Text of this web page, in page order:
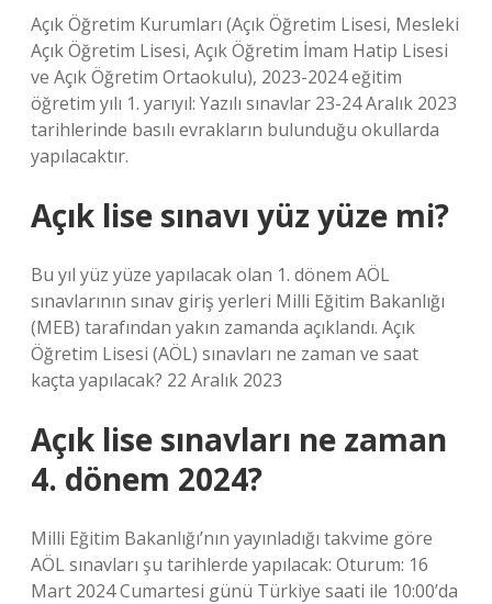
Açık Öğretim Kurumları (Açık Öğretim Lisesi, Mesleki
Açık Öğretim Lisesi, Açık Öğretim İmam Hatip Lisesi
ve Açık Öğretim Ortaokulu), 2023-2024 eğitim
öğretim yılı 1. yarıyıl: Yazılı sınavlar 23-24 Aralık 2023
tarihlerinde basılı evrakların bulunduğu okullarda
yapılacaktır.
Açık lise sınavı yüz yüze mi?
Bu yıl yüz yüze yapılacak olan 1. dönem AÖL
sınavlarının sınav giriş yerleri Milli Eğitim Bakanlığı
(MEB) tarafından yakın zamanda açıklandı. Açık
Öğretim Lisesi (AÖL) sınavları ne zaman ve saat
kaçta yapılacak? 22 Aralık 2023
Açık lise sınavları ne zaman
4. dönem 2024?
Milli Eğitim Bakanlığı’nın yayınladığı takvime göre
AÖL sınavları şu tarihlerde yapılacak: Oturum: 16
Mart 2024 Cumartesi günü Türkiye saati ile 10:00’da